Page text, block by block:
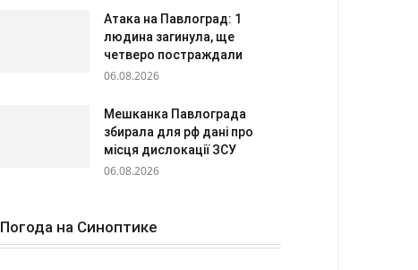
Атака на Павлоград: 1
людина загинула, ще
четверо постраждали
06.08.2026
Мешканка Павлограда
збирала для рф дані про
місця дислокації ЗСУ
06.08.2026
Погода на Синоптике